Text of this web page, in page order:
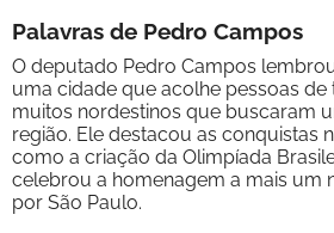
Palavras de Pedro Campos
O deputado Pedro Campos
uma cidade que acolhe pessoas
muitos nordestinos que buscaram
região. Ele destacou as conquistas
como a criação da Olimpíada
celebrou a homenagem a mais um
por São Paulo.